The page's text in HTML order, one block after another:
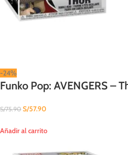
-24%
Funko Pop: AVENGERS –
S/75.90 S/57.90
Añadir al carrito